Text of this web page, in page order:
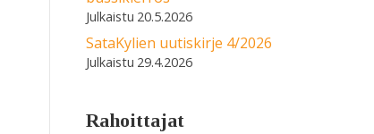
20.5.2026
SataKylien uutiskirje 4/2026
29.4.2026
Rahoittajat